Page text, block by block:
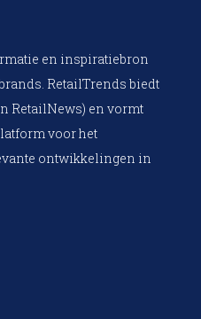
en inspiratiebron
RetailTrends biedt
RetailNews) en vormt
voor het
ontwikkelingen in